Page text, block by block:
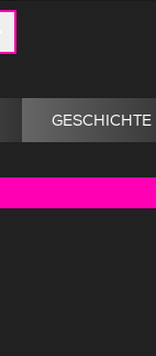
GESCHICHTE